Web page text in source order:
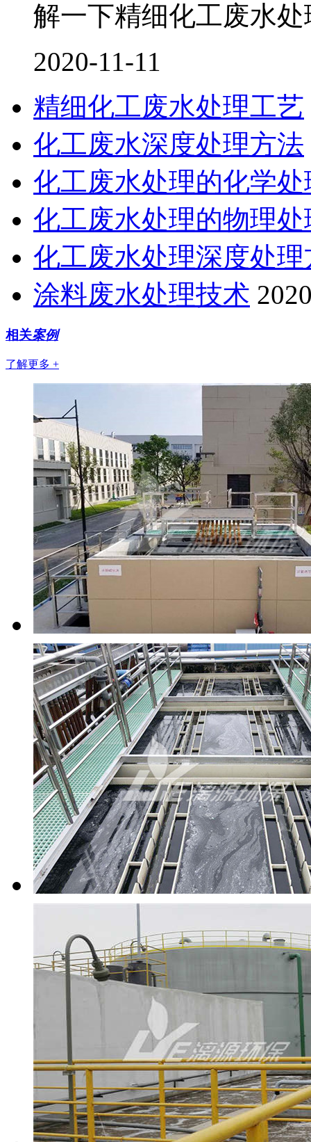
解一下精细化工废水
2020-11-11
精细化工废水处理工艺
化工废水深度处理方法
化工废水处理的化学
化工废水处理的物理处
化工废水处理深度处理
涂料废水处理技术
相关案例
了解更多 +